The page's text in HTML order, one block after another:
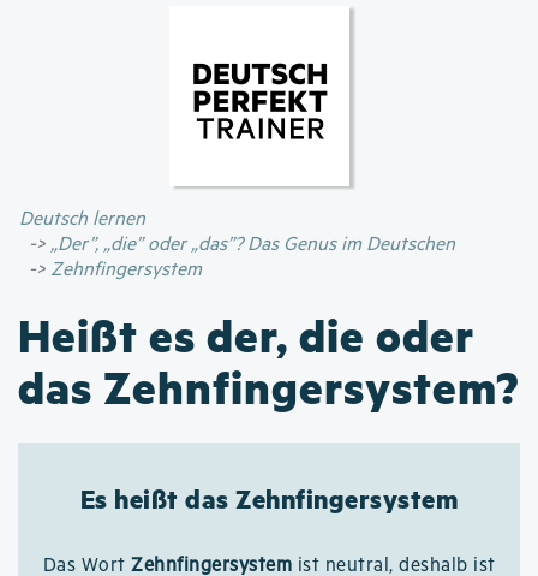
Inhalt
Deutsch lernen
„Der”, „die” oder „das”? Das Genus im Deutschen
Zehnfingersystem
Heißt es der, die oder
das Zehnfingersystem?
Es heißt das Zehnfingersystem
Das Wort Zehnfingersystem ist neutral, deshalb ist